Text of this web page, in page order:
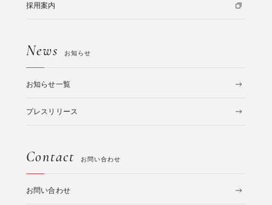
採用案内
News お知らせ
お知らせ一覧
プレスリリース
Contact お問い合わせ
お問い合わせ